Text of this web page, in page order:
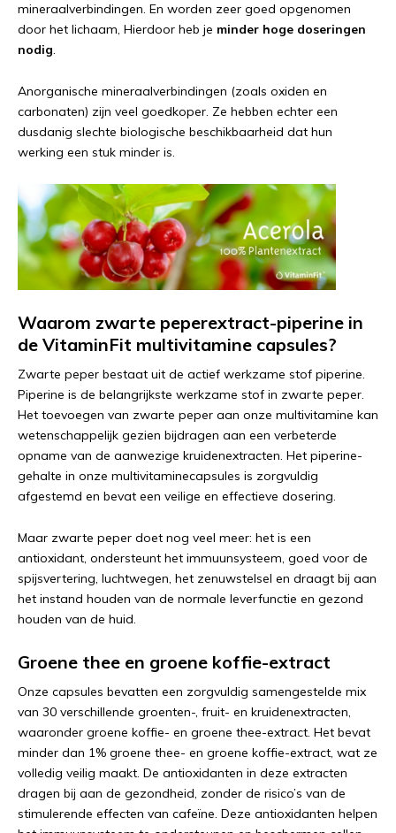
mineraalverbindingen. En worden zeer goed opgenomen
door het lichaam, Hierdoor heb je minder hoge doseringen
nodig.
Anorganische mineraalverbindingen (zoals oxiden en
carbonaten) zijn veel goedkoper. Ze hebben echter een
dusdanig slechte biologische beschikbaarheid dat hun
werking een stuk minder is.
Waarom zwarte peperextract-piperine in
de VitaminFit multivitamine capsules?
Zwarte peper bestaat uit de actief werkzame stof piperine.
Piperine is de belangrijkste werkzame stof in zwarte peper.
Het toevoegen van zwarte peper aan onze multivitamine kan
wetenschappelijk gezien bijdragen aan een verbeterde
opname van de aanwezige kruidenextracten. Het piperine-
gehalte in onze multivitaminecapsules is zorgvuldig
afgestemd en bevat een veilige en effectieve dosering.
Maar zwarte peper doet nog veel meer: het is een
antioxidant, ondersteunt het immuunsysteem, goed voor de
spijsvertering, luchtwegen, het zenuwstelsel en draagt bij aan
het instand houden van de normale leverfunctie en gezond
houden van de huid.
Groene thee en groene koffie-extract
Onze capsules bevatten een zorgvuldig samengestelde mix
van 30 verschillende groenten-, fruit- en kruidenextracten,
waaronder groene koffie- en groene thee-extract. Het bevat
minder dan 1% groene thee- en groene koffie-extract, wat ze
volledig veilig maakt. De antioxidanten in deze extracten
dragen bij aan de gezondheid, zonder de risico’s van de
stimulerende effecten van cafeïne. Deze antioxidanten helpen